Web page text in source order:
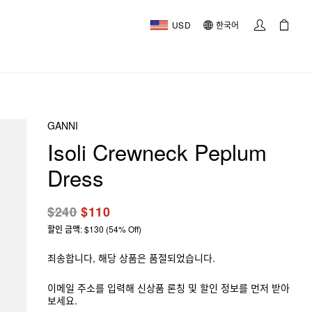
USD 한국어
GANNI
Isoli Crewneck Peplum
Dress
$240$110
할인 금액: $130 (54% Off)
죄송합니다, 해당 상품은 품절되었습니다.
이메일 주소를 입력해 신상품 론칭 및 할인 정보를 먼저 받아
보세요.